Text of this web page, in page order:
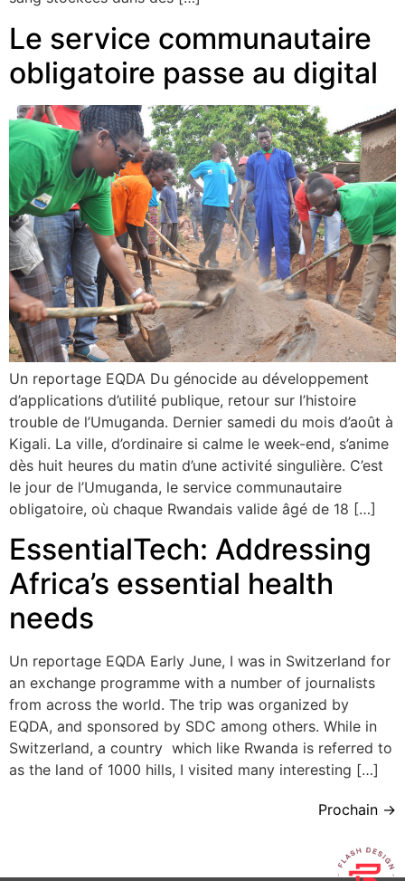
Le service communautaire
obligatoire passe au digital
Un reportage EQDA Du génocide au développement
d’applications d’utilité publique, retour sur l’histoire
trouble de l’Umuganda. Dernier samedi du mois d’août à
Kigali. La ville, d’ordinaire si calme le week-end, s’anime
dès huit heures du matin d’une activité singulière. C’est
le jour de l’Umuganda, le service communautaire
obligatoire, où chaque Rwandais valide âgé de 18 […]
EssentialTech: Addressing
Africa’s essential health
needs
Un reportage EQDA Early June, I was in Switzerland for
an exchange programme with a number of journalists
from across the world. The trip was organized by
EQDA, and sponsored by SDC among others. While in
Switzerland, a country which like Rwanda is referred to
as the land of 1000 hills, I visited many interesting […]
Prochain →